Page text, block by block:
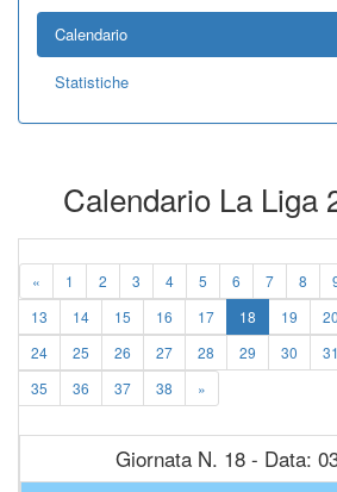
Calendario
Statistiche
Calendario La Liga
« 1 2 3 4 5 6 7 8
13
14 15 16 17 18 19 20
24
25 26 27 28 29 30 31
35
36 37 38 »
Giornata N. 18 - Data: